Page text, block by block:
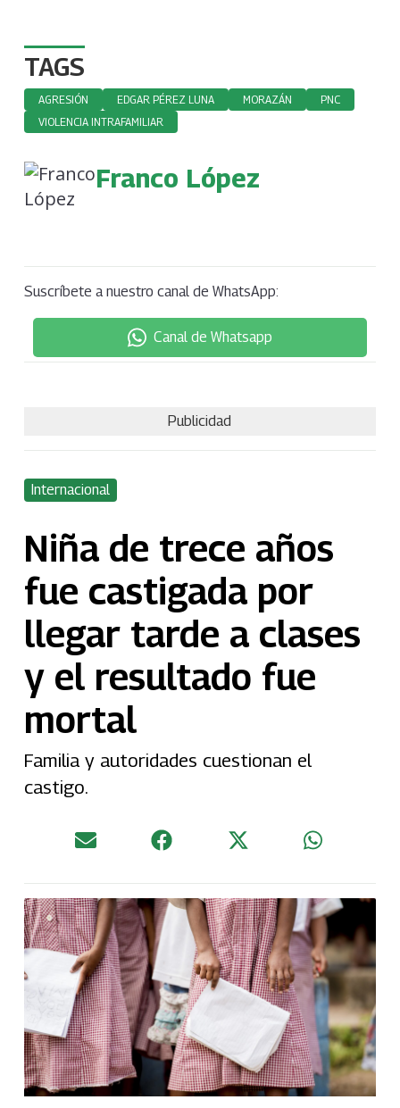
TAGS
AGRESIÓN EDGAR PÉREZ LUNA MORAZÁN
PNC
VIOLENCIA INTRAFAMILIAR
Franco López
Suscríbete a nuestro canal de WhatsApp:
Canal de Whatsapp
Publicidad
Internacional
Niña de trece años
fue castigada por
llegar tarde a clases
y el resultado fue
mortal
Familia y autoridades cuestionan el
castigo.